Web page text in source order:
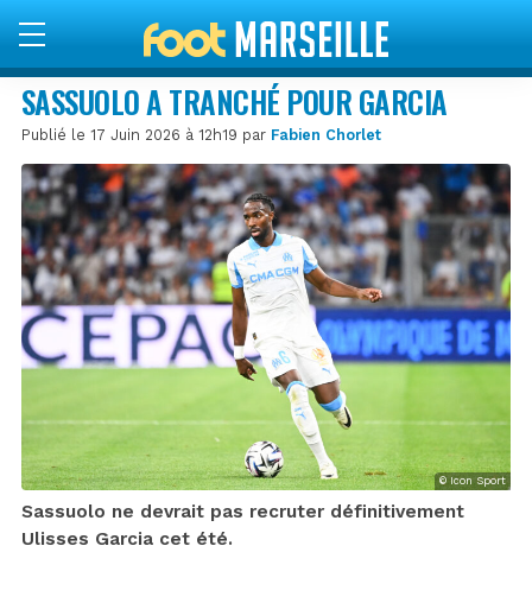
SASSUOLO A TRANCHÉ POUR GARCIA
Publié le 17 Juin 2026 à 12h19 par Fabien Chorlet
© Icon Sport
Sassuolo ne devrait pas recruter définitivement
Ulisses Garcia cet été.